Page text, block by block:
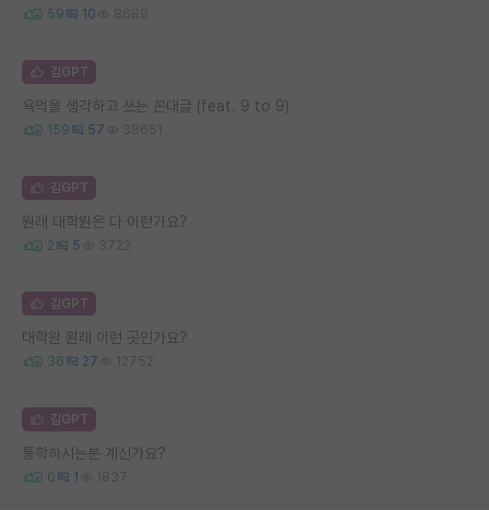
59 10 8689
김GPT
욕먹을 생각하고 쓰는 꼰대글 (feat. 9 to 9)
159 57 38651
김GPT
원래 대학원은 다 이런가요?
2 5 3722
김GPT
대학원 원래 이런 곳인가요?
36 27 12752
김GPT
통학하시는분 계신가요?
0 1 1837